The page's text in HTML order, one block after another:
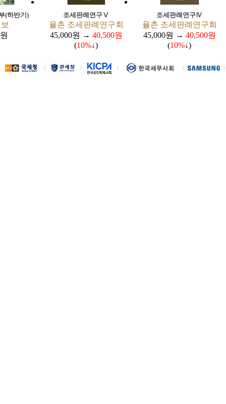
(하반기) 조세판례연구Ⅴ
율촌 조세판례연구회
45,000원 → 40,500원
(10%↓)
조세판례연구Ⅳ
율촌 조세판례연구회
45,000원 → 40,500원
(10%↓)